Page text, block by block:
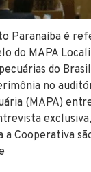
Paranaíba é
do MAPA
do
no
(MAPA)
a Cooperativa